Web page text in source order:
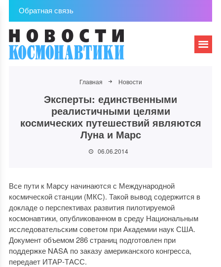
Обратная связь
Главная Новости
Эксперты: единственными
реалистичными целями
космических путешествий являются
Луна и Марс
06.06.2014
Все пути к Марсу начинаются с Международной
космической станции (МКС). Такой вывод содержится в
докладе о перспективах развития пилотируемой
космонавтики, опубликованном в среду Национальным
исследовательским советом при Академии наук США.
Документ объемом 286 страниц подготовлен при
поддержке NASA по заказу американского конгресса,
передает ИТАР-ТАСС.